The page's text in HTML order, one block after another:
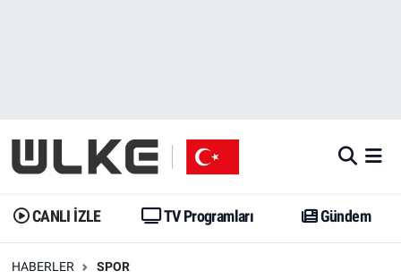
CANLI İZLE TV Programları Gündem
HABERLER SPOR
Gündem
Dünya
Gündem
Trend
İstanbul Namaz Vakitleri
Trafik Durumu